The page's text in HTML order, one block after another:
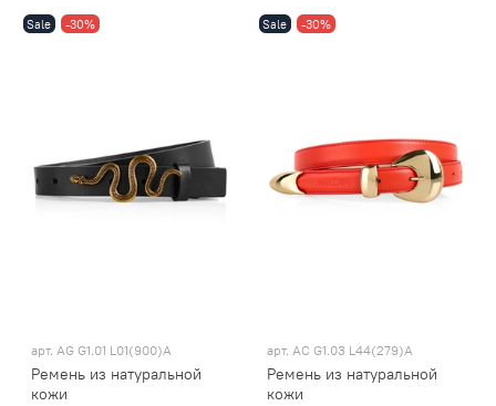
Sale -30%
арт. AG G1.01 L01(900)A
Ремень из натуральной
кожи
Sale -30%
арт. AC G1.03 L44(279)A
Ремень из натуральной
кожи